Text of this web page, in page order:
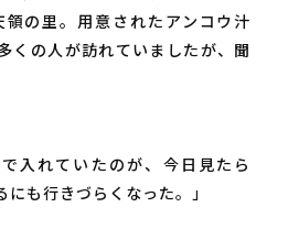
の里。用意されたアンコウ汁
くの人が訪れていましたが、聞
入れていたのが、今日見たら
も行きづらくなった。」